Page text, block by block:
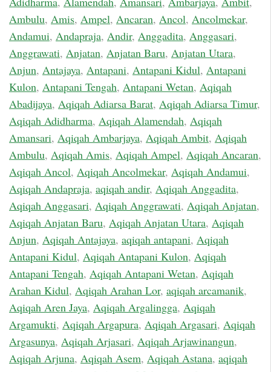
Ambulu, Amis, Ampel, Ancaran, Ancol, Ancolmekar,
Andamui, Andapraja, Andir, Anggadita, Anggasari,
Anggrawati, Anjatan, Anjatan Baru, Anjatan Utara,
Anjun, Antajaya, Antapani, Antapani Kidul, Antapani
Kulon, Antapani Tengah, Antapani Wetan, Aqiqah
Abadijaya, Aqiqah Adiarsa Barat, Aqiqah Adiarsa Timur,
Aqiqah Adidharma, Aqiqah Alamendah, Aqiqah
Amansari, Aqiqah Ambarjaya, Aqiqah Ambit, Aqiqah
Ambulu, Aqiqah Amis, Aqiqah Ampel, Aqiqah Ancaran,
Aqiqah Ancol, Aqiqah Ancolmekar, Aqiqah Andamui,
Aqiqah Andapraja, aqiqah andir, Aqiqah Anggadita,
Aqiqah Anggasari, Aqiqah Anggrawati, Aqiqah Anjatan,
Aqiqah Anjatan Baru, Aqiqah Anjatan Utara, Aqiqah
Anjun, Aqiqah Antajaya, aqiqah antapani, Aqiqah
Antapani Kidul, Aqiqah Antapani Kulon, Aqiqah
Antapani Tengah, Aqiqah Antapani Wetan, Aqiqah
Arahan Kidul, Aqiqah Arahan Lor, aqiqah arcamanik,
Aqiqah Aren Jaya, Aqiqah Argalingga, Aqiqah
Argamukti, Aqiqah Argapura, Aqiqah Argasari, Aqiqah
Argasunya, Aqiqah Arjasari, Aqiqah Arjawinangun,
Aqiqah Arjuna, Aqiqah Asem, Aqiqah Astana, aqiqah